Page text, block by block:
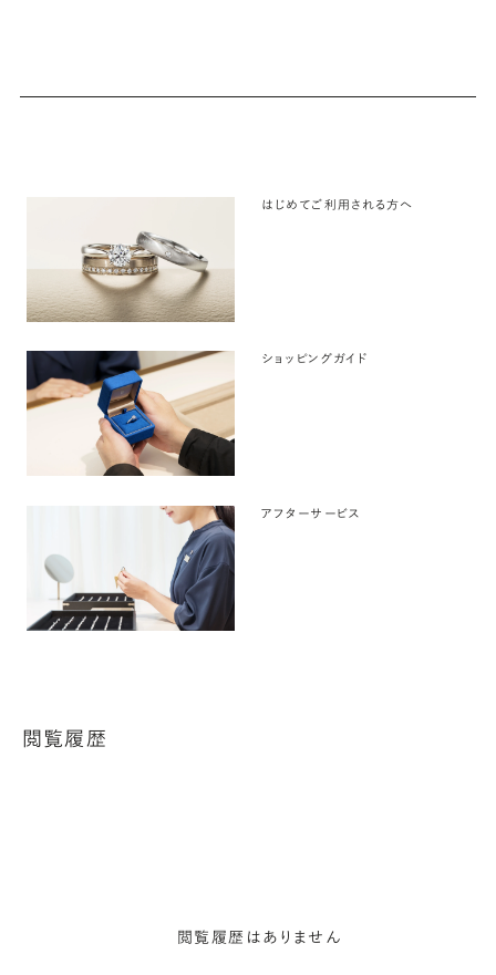
はじめてご利用される方へ
ショッピングガイド
アフターサービス
閲覧履歴
閲覧履歴はありません